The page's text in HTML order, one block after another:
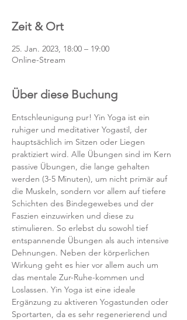
Zeit & Ort
25. Jan. 2023, 18:00 – 19:00
Online-Stream
Über diese Buchung
Entschleunigung pur! Yin Yoga ist ein
ruhiger und meditativer Yogastil, der
hauptsächlich im Sitzen oder Liegen
praktiziert wird. Alle Übungen sind im Kern
passive Übungen, die lange gehalten
werden (3-5 Minuten), um nicht primär auf
die Muskeln, sondern vor allem auf tiefere
Schichten des Bindegewebes und der
Faszien einzuwirken und diese zu
stimulieren. So erlebst du sowohl tief
entspannende Übungen als auch intensive
Dehnungen. Neben der körperlichen
Wirkung geht es hier vor allem auch um
das mentale Zur-Ruhe-kommen und
Loslassen. Yin Yoga ist eine ideale
Ergänzung zu aktiveren Yogastunden oder
Sportarten, da es sehr regenerierend und